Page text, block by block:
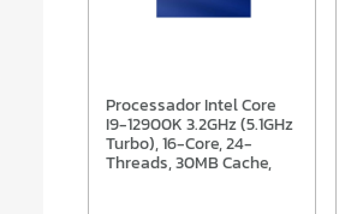
Processador Intel Core
I9-12900K 3.2GHz (5.1GHz
Turbo), 16-Core, 24-
Threads, 30MB Cache,